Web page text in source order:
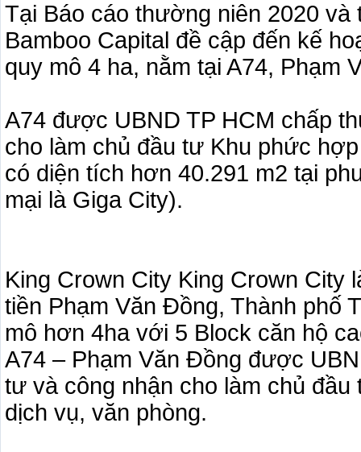
Tại Báo cáo thường niên 2020
Bamboo Capital đề cập đến kế
quy mô 4 ha, nằm tại A74, Phạm
A74 được UBND TP HCM chấp
cho làm chủ đầu tư Khu phức
có diện tích hơn 40.291 m2 tại
mại là Giga City).
King Crown City King Crown City
tiền Phạm Văn Đồng, Thành phố
mô hơn 4ha với 5 Block căn hộ
A74 – Phạm Văn Đồng được
tư và công nhận cho làm chủ
dịch vụ, văn phòng.